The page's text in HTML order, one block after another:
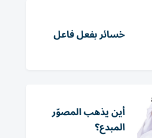
خسائر بفعل فاعل
أين يذهب المصوّر
المبدع؟